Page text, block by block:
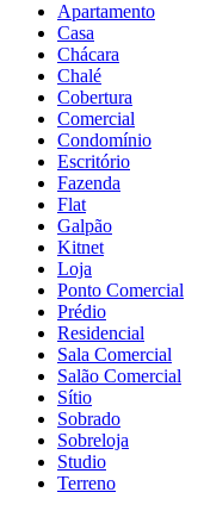
Apartamento
Casa
Chácara
Chalé
Cobertura
Comercial
Condomínio
Escritório
Fazenda
Flat
Galpão
Kitnet
Loja
Ponto Comercial
Prédio
Residencial
Sala Comercial
Salão Comercial
Sítio
Sobrado
Sobreloja
Studio
Terreno